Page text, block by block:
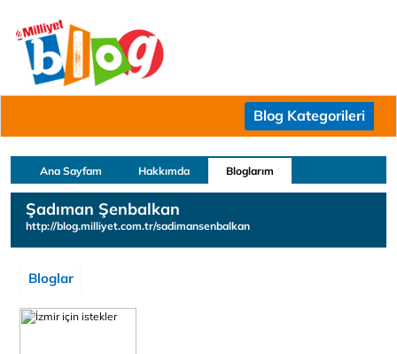
Blog Kategorileri
Ana Sayfam Hakkımda Bloglarım
Şadıman Şenbalkan
http://blog.milliyet.com.tr/sadimansenbalkan
Bloglar